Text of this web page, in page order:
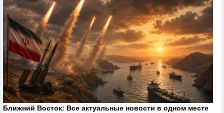
Ближний Восток: Все актуальные новости в одном месте